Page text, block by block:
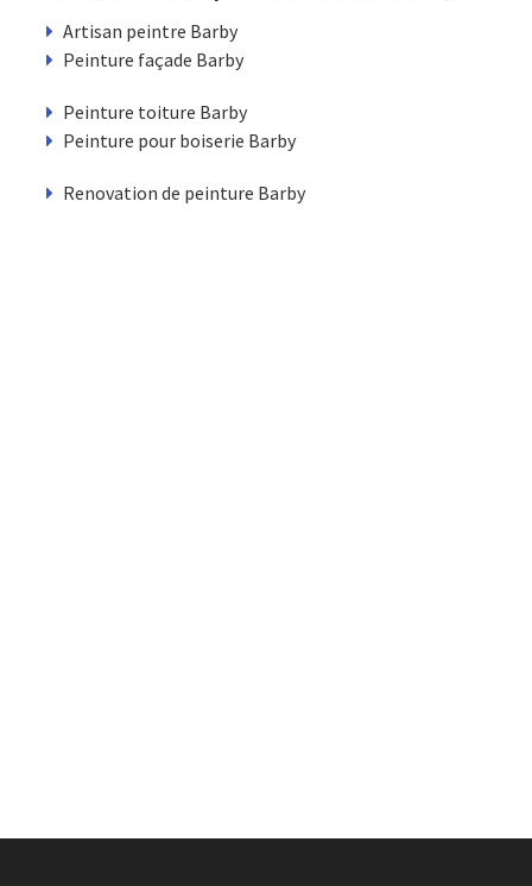
Artisan peintre Barby
Peinture façade Barby
Peinture toiture Barby
Peinture pour boiserie Barby
Renovation de peinture Barby